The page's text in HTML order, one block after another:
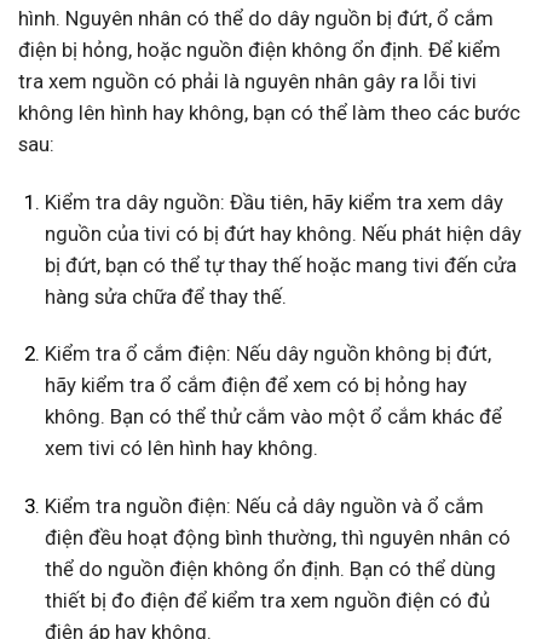
hình. Nguyên nhân có thể do dây nguồn bị đứt, ổ cắm
điện bị hỏng, hoặc nguồn điện không ổn định. Để kiểm
tra xem nguồn có phải là nguyên nhân gây ra lỗi tivi
không lên hình hay không, bạn có thể làm theo các bước
sau:
Kiểm tra dây nguồn: Đầu tiên, hãy kiểm tra xem dây
nguồn của tivi có bị đứt hay không. Nếu phát hiện dây
bị đứt, bạn có thể tự thay thế hoặc mang tivi đến cửa
hàng sửa chữa để thay thế.
Kiểm tra ổ cắm điện: Nếu dây nguồn không bị đứt,
hãy kiểm tra ổ cắm điện để xem có bị hỏng hay
không. Bạn có thể thử cắm vào một ổ cắm khác để
xem tivi có lên hình hay không.
Kiểm tra nguồn điện: Nếu cả dây nguồn và ổ cắm
điện đều hoạt động bình thường, thì nguyên nhân có
thể do nguồn điện không ổn định. Bạn có thể dùng
thiết bị đo điện để kiểm tra xem nguồn điện có đủ
điện áp hay không.